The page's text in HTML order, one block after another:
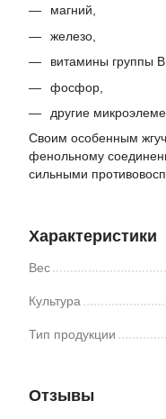
магний,
железо,
витамины группы В
фосфор,
другие
Своим особенным
фенольному
сильными
Характеристики
Вес
Культура
Тип продукции
Отзывы